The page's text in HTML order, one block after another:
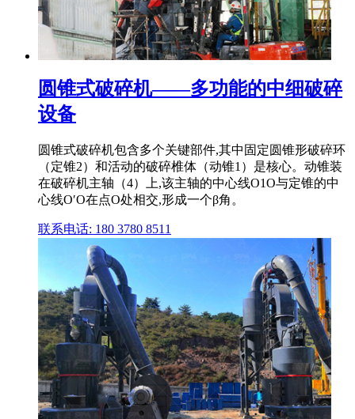
圆锥式破碎机——多功能的中细破碎
设备
圆锥式破碎机包含多个关键部件,其中固定圆锥形破碎环
（定锥2）和活动的破碎椎体（动锥1）是核心。动锥装
在破碎机主轴（4）上,该主轴的中心线O1O与定锥的中
心线O′O在点O处相交,形成一个β角。
联系电话: 180 3780 8511